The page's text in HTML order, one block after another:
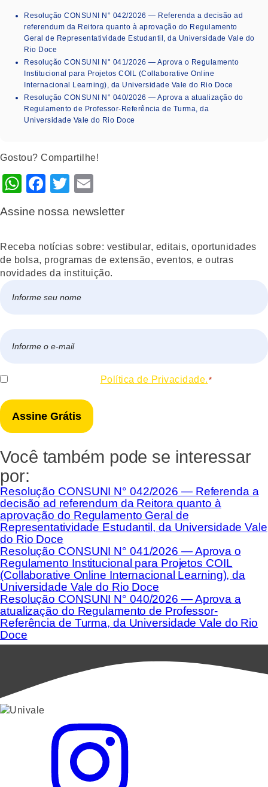
Resolução CONSUNI N° 042/2026 — Referenda a decisão ad
referendum da Reitora quanto à aprovação do Regulamento
Geral de Representatividade Estudantil, da Universidade Vale do
Rio Doce
Resolução CONSUNI N° 041/2026 — Aprova o Regulamento
Institucional para Projetos COIL (Collaborative Online
Internacional Learning), da Universidade Vale do Rio Doce
Resolução CONSUNI N° 040/2026 — Aprova a atualização do
Regulamento de Professor-Referência de Turma, da
Universidade Vale do Rio Doce
Gostou? Compartilhe!
WhatsApp
Facebook
Twitter
Assine nossa newsletter
Receba notícias sobre: vestibular, editais, oportunidades
de bolsa, programas de extensão, eventos, e outras
novidades da instituição.
mail
Consentir Política de Privacidade. *
Você também pode se interessar
por:
Resolução CONSUNI N° 042/2026 — Referenda a
decisão ad referendum da Reitora quanto à
aprovação do Regulamento Geral de
Representatividade Estudantil, da Universidade Vale
do Rio Doce
Resolução CONSUNI N° 041/2026 — Aprova o
Regulamento Institucional para Projetos COIL
(Collaborative Online Internacional Learning), da
Universidade Vale do Rio Doce
Resolução CONSUNI N° 040/2026 — Aprova a
atualização do Regulamento de Professor-
Referência de Turma, da Universidade Vale do Rio
Doce